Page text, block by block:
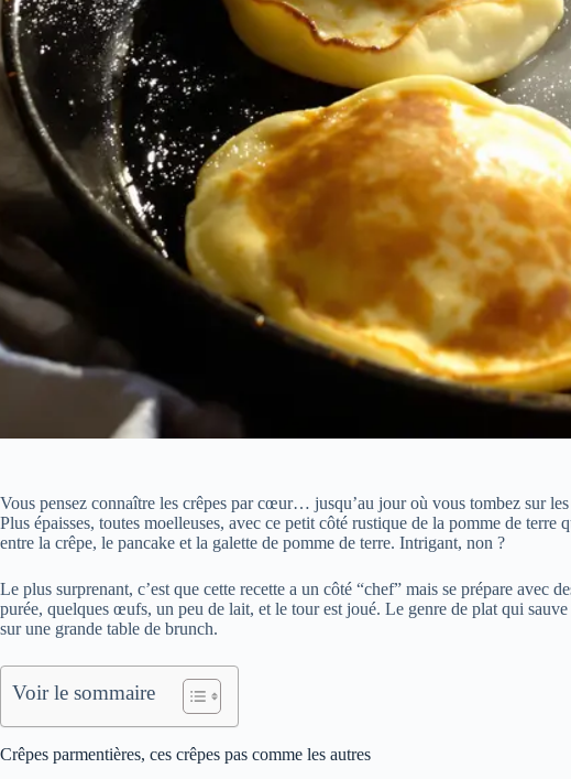
Vous pensez connaître les crêpes par cœur… jusqu’au jour où vous tombez sur les
Plus épaisses, toutes moelleuses, avec ce petit côté rustique de la pomme de terre
entre la crêpe, le pancake et la galette de pomme de terre. Intrigant, non ?
Le plus surprenant, c’est que cette recette a un côté “chef” mais se prépare avec
purée, quelques œufs, un peu de lait, et le tour est joué. Le genre de plat qui
sur une grande table de brunch.
Voir le sommaire
Crêpes parmentières, ces crêpes pas comme les autres